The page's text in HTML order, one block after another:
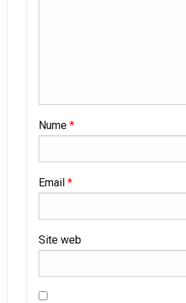
Nume *
Email *
Site web